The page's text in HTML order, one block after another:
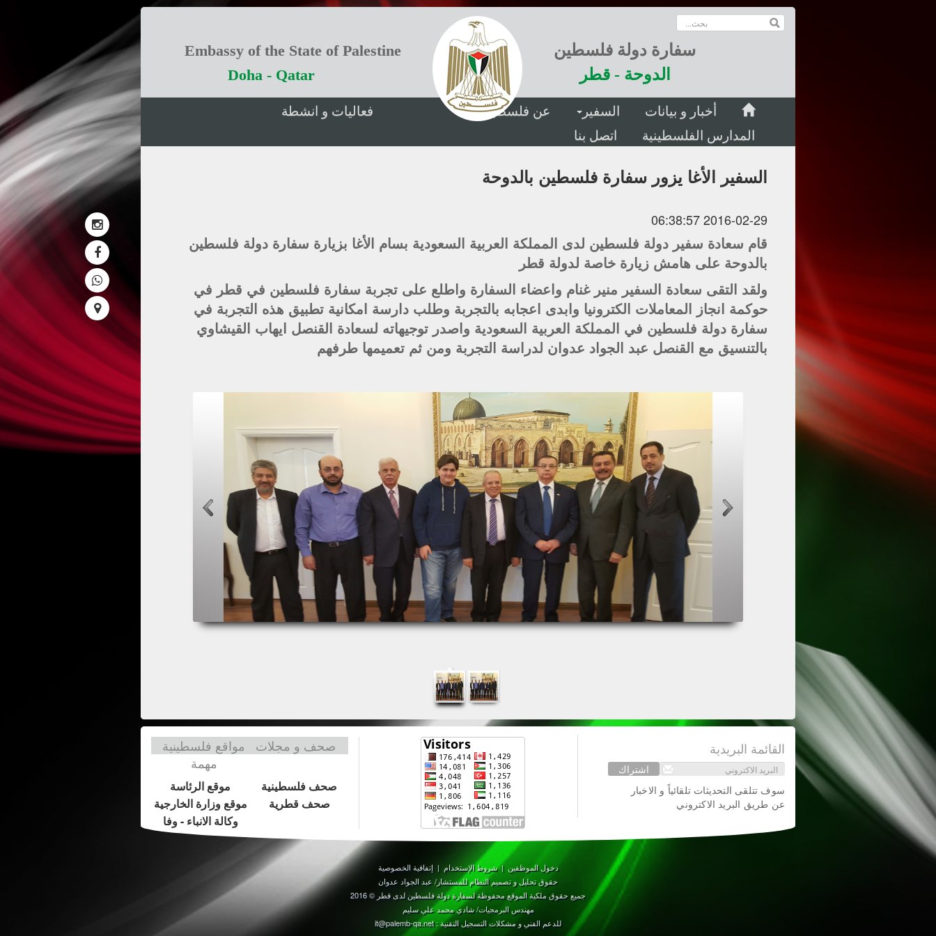
سفارة دولة فلسطين
الدوحة - قطر
Embassy of the State of Palestine
Doha - Qatar
أخبار و بيانات السفير عن فلسطين
فعاليات و انشطة
المدارس الفلسطينية
اتصل بنا
السفير الأغا يزور سفارة فلسطين بالدوحة
2016-02-29 06:38:57
قام سعادة سفير دولة فلسطين لدى المملكة العربية السعودية بسام الأغا بزيارة سفارة دولة فلسطين
بالدوحة على هامش زيارة خاصة لدولة قطر
ولقد التقى سعادة السفير منير غنام واعضاء السفارة واطلع على تجربة سفارة فلسطين في قطر في
حوكمة انجاز المعاملات الكترونيا وابدى اعجابه بالتجربة وطلب دارسة امكانية تطبيق هذه التجربة في
سفارة دولة فلسطين في المملكة العربية السعودية واصدر توجيهاته لسعادة القنصل ايهاب القيشاوي
بالتنسيق مع القنصل عبد الجواد عدوان لدراسة التجربة ومن ثم تعميمها طرفهم
القائمة البريدية
اشتراك
سوف تتلقى التحديثات تلقائياً و الاخبار
عن طريق البريد الاكتروني
صحف و مجلات
مواقع فلسطينية
مهمة
صحف فلسطينية
صحف قطرية
موقع الرئاسة
موقع وزارة الخارجية
وكالة الانباء - وفا
دخول الموظفين | شروط الإستخدام | إتفاقية الخصوصية
حقوق تحليل و تصميم النظام للمستشار/ عبد الجواد عدوان
جميع حقوق ملكية الموقع محفوظة لسفارة دولة فلسطين لدى قطر © 2016
مهندس البرمجيات/ شادي محمد علي سليم
للدعم الفني و مشكلات التسجيل التقنية : it@palemb-qa.net